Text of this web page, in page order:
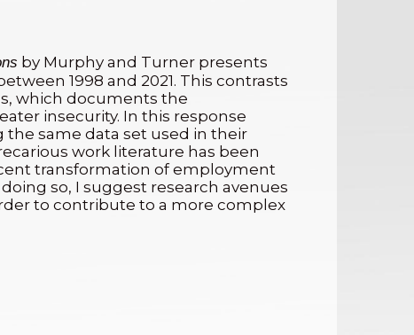
by Murphy and Turner presents
1998 and 2021. This contrasts
which documents the
insecurity. In this response
the same data set used in their
work literature has been
transformation of employment
so, I suggest research avenues
to contribute to a more complex